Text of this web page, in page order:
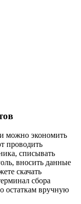
можно экономить
проводить
списывать
вносить данные
скачать
сбора
остаткам вручную